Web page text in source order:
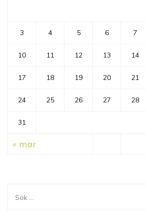
3 4 5 6 7
10 11 12 13 14
17 18 19 20 21
24 25 26 27 28
31
« mar
Sök